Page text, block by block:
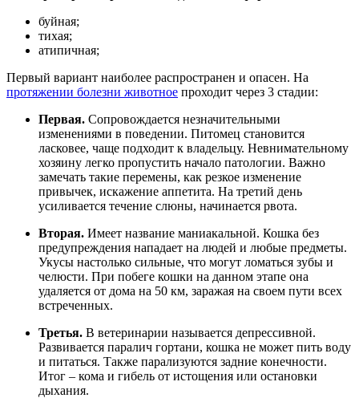
буйная;
тихая;
атипичная;
Первый вариант наиболее распространен и опасен. На
протяжении болезни животное проходит через 3 стадии:
Первая. Сопровождается незначительными
изменениями в поведении. Питомец становится
ласковее, чаще подходит к владельцу. Невнимательному
хозяину легко пропустить начало патологии. Важно
замечать такие перемены, как резкое изменение
привычек, искажение аппетита. На третий день
усиливается течение слюны, начинается рвота.
Вторая. Имеет название маниакальной. Кошка без
предупреждения нападает на людей и любые предметы.
Укусы настолько сильные, что могут ломаться зубы и
челюсти. При побеге кошки на данном этапе она
удаляется от дома на 50 км, заражая на своем пути всех
встреченных.
Третья. В ветеринарии называется депрессивной.
Развивается паралич гортани, кошка не может пить воду
и питаться. Также парализуются задние конечности.
Итог – кома и гибель от истощения или остановки
дыхания.